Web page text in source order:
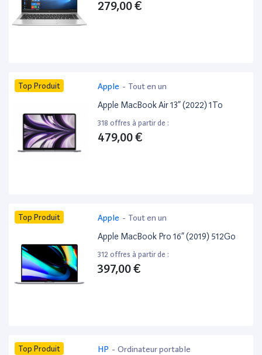
279,00 €
Top Produit Apple - Tout en un
Apple MacBook Air 13” (2022) 1To
318 offres à partir de :
479,00 €
Top Produit Apple - Tout en un
Apple MacBook Pro 16” (2019) 512Go
312 offres à partir de :
397,00 €
Top Produit HP - Ordinateur portable